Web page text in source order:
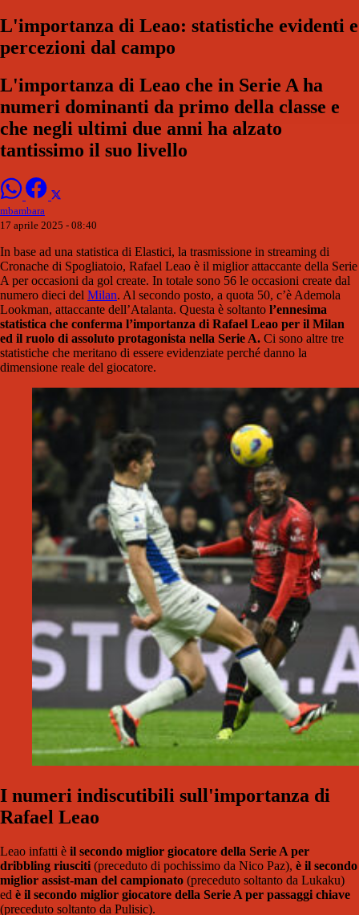
L'importanza di Leao: statistiche evidenti e
percezioni dal campo
L'importanza di Leao che in Serie A ha
numeri dominanti da primo della classe e
che negli ultimi due anni ha alzato
tantissimo il suo livello
mbambara
17 aprile 2025 - 08:40
In base ad una statistica di Elastici, la trasmissione in streaming di
Cronache di Spogliatoio, Rafael Leao è il miglior attaccante della Serie
A per occasioni da gol create. In totale sono 56 le occasioni create dal
numero dieci del Milan. Al secondo posto, a quota 50, c’è Ademola
Lookman, attaccante dell’Atalanta. Questa è soltanto l’ennesima
statistica che conferma l’importanza di Rafael Leao per il Milan
ed il ruolo di assoluto protagonista nella Serie A. Ci sono altre tre
statistiche che meritano di essere evidenziate perché danno la
dimensione reale del giocatore.
I numeri indiscutibili sull'importanza di
Rafael Leao
Leao infatti è il secondo miglior giocatore della Serie A per
dribbling riusciti (preceduto di pochissimo da Nico Paz), è il secondo
miglior assist-man del campionato (preceduto soltanto da Lukaku)
ed è il secondo miglior giocatore della Serie A per passaggi chiave
(preceduto soltanto da Pulisic).